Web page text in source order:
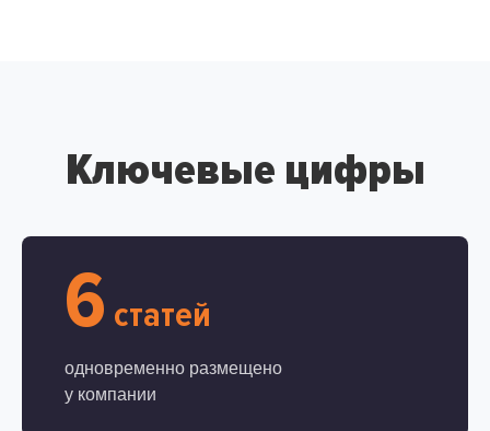
Ключевые цифры
6 статей
одновременно размещено
у компании